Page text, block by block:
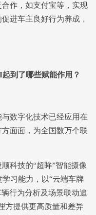
作，如支付宝等，实现
进车主良好行为养成，
到了哪些赋能作用？
数字化技术已经应用在
面面，为全国数万个联
科技的“超眸”智能摄像
习能力，以“云端车牌
行为分析及场景联动追
方提供更高质量和差异